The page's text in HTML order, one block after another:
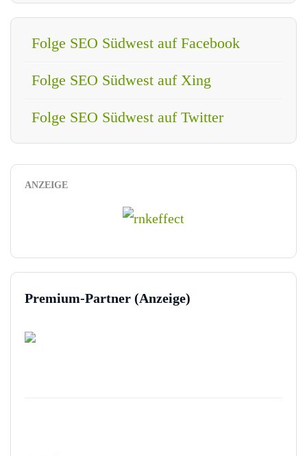
Folge SEO Südwest auf Facebook
Folge SEO Südwest auf Xing
Folge SEO Südwest auf Twitter
ANZEIGE
Premium-Partner (Anzeige)